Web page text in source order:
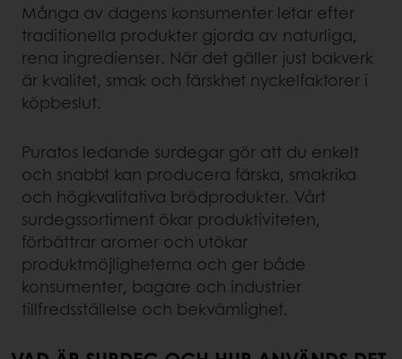
Många av dagens konsumenter letar efter
traditionella produkter gjorda av naturliga,
rena ingredienser. När det gäller just bakverk
är kvalitet, smak och färskhet nyckelfaktorer i
köpbeslut.
Puratos ledande surdegar gör att du enkelt
och snabbt kan producera färska, smakrika
och högkvalitativa brödprodukter. Vårt
surdegssortiment ökar produktiviteten,
förbättrar aromer och utökar
produktmöjligheterna och ger både
konsumenter, bagare och industrier
tillfredsställelse och bekvämlighet.